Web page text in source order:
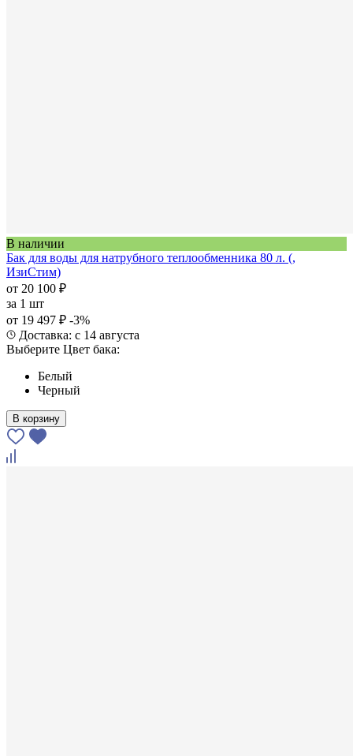
В наличии
Бак для воды для натрубного теплообменника 80 л. (,
ИзиСтим)
от 20 100 ₽
за 1 шт
от 19 497 ₽ -3%
Доставка: с 14 августа
Выберите Цвет бака:
Белый
Черный
В корзину